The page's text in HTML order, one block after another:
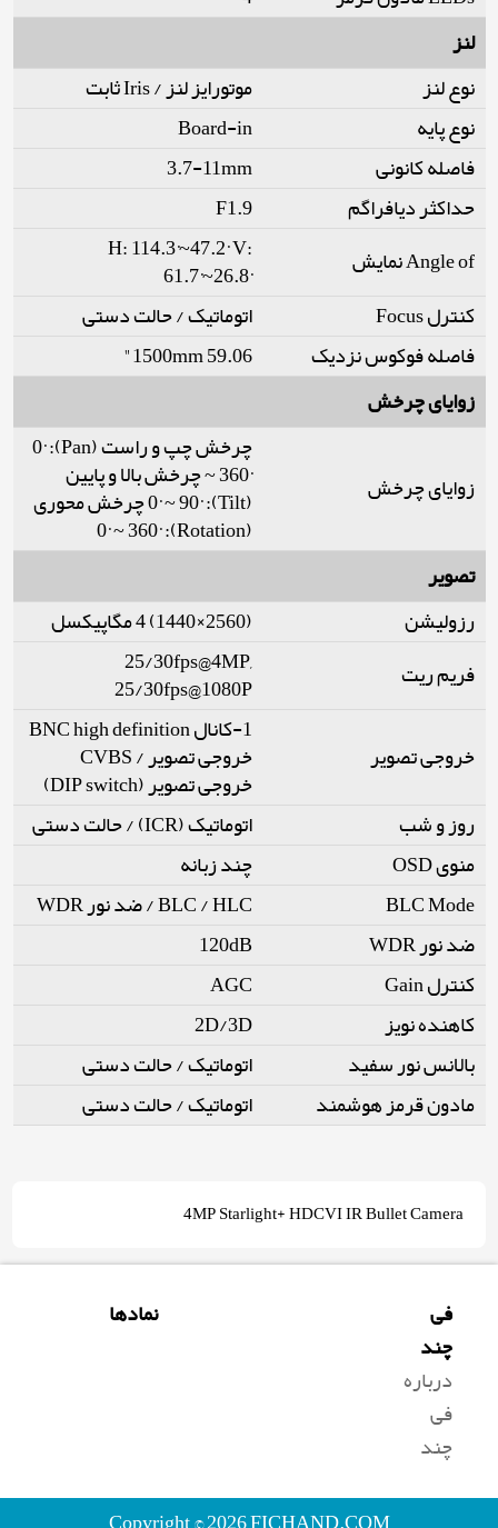
لنز
نوع لنز
موتورایز لنز / Iris ثابت
نوع پایه
Board-in
فاصله کانونی
3.7-11mm
حداکثر دیافراگم
F1.9
Angle of نمایش
H: 114.3°~47.2° V:
61.7°~26.8°
کنترل Focus
اتوماتیک / حالت دستی
فاصله فوکوس نزدیک
1500mm 59.06"
زوایای چرخش
زوایای چرخش
چرخش چپ و راست (Pan): 0°
~ 360° چرخش بالا و پایین
(Tilt): 0° ~ 90° چرخش محوری
(Rotation): 0° ~ 360°
تصویر
رزولیشن
(2560×1440) 4 مگاپیکسل
فریم ریت
25/30fps@4MP,
25/30fps@1080P
خروجی تصویر
1-کانال BNC high definition
خروجی تصویر / CVBS
خروجی تصویر (DIP switch)
روز و شب
اتوماتیک (ICR) / حالت دستی
منوی OSD
چند زبانه
BLC Mode
BLC / HLC / ضد نور WDR
ضد نور WDR
120dB
کنترل Gain
AGC
کاهنده نویز
2D/3D
بالانس نور سفید
اتوماتیک / حالت دستی
مادون قرمز هوشمند
اتوماتیک / حالت دستی
4MP Starlight+ HDCVI IR Bullet Camera
فی
چند
درباره
فی
چند
نمادها